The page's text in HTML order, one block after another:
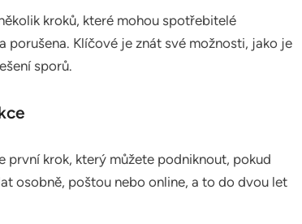
kroků, které mohou spotřebitelé
Klíčové je znát své možnosti, jako je
sporů.
první krok, který můžete podniknout, pokud
osobně, poštou nebo online, a to do dvou let